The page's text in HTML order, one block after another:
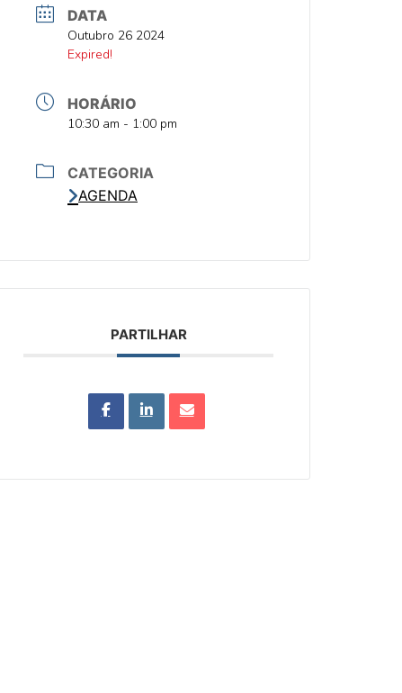
DATA
DATAOutubro 26 2024
DATAExpired!
HORÁRIO
HORA
10:30 am - 1:00 pm
CATEGORIA
AGENDA
PARTILHAR